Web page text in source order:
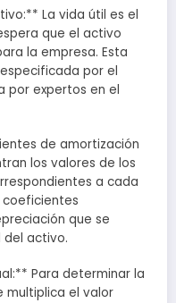
La vida útil es el
que el activo
la empresa. Esta
por el
por expertos en el
de amortización
los valores de los
a cada
coeficientes
que se
del activo.
Para determinar la
multiplica el valor